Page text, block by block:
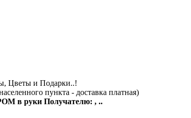
Цветы и Подарки..!
пункта - доставка платная)
в руки Получателю: , ..